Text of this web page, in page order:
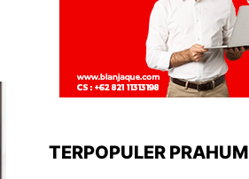
TERPOPULER PRAHUM